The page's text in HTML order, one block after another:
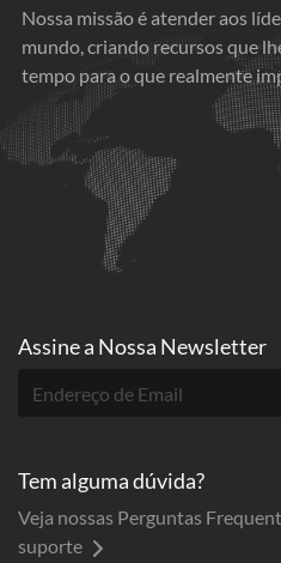
Nossa missão é atender aos
mundo, criando recursos que
tempo para o que realmente
Assine a Nossa Newsletter
Tem alguma dúvida?
Veja nossas Perguntas
suporte